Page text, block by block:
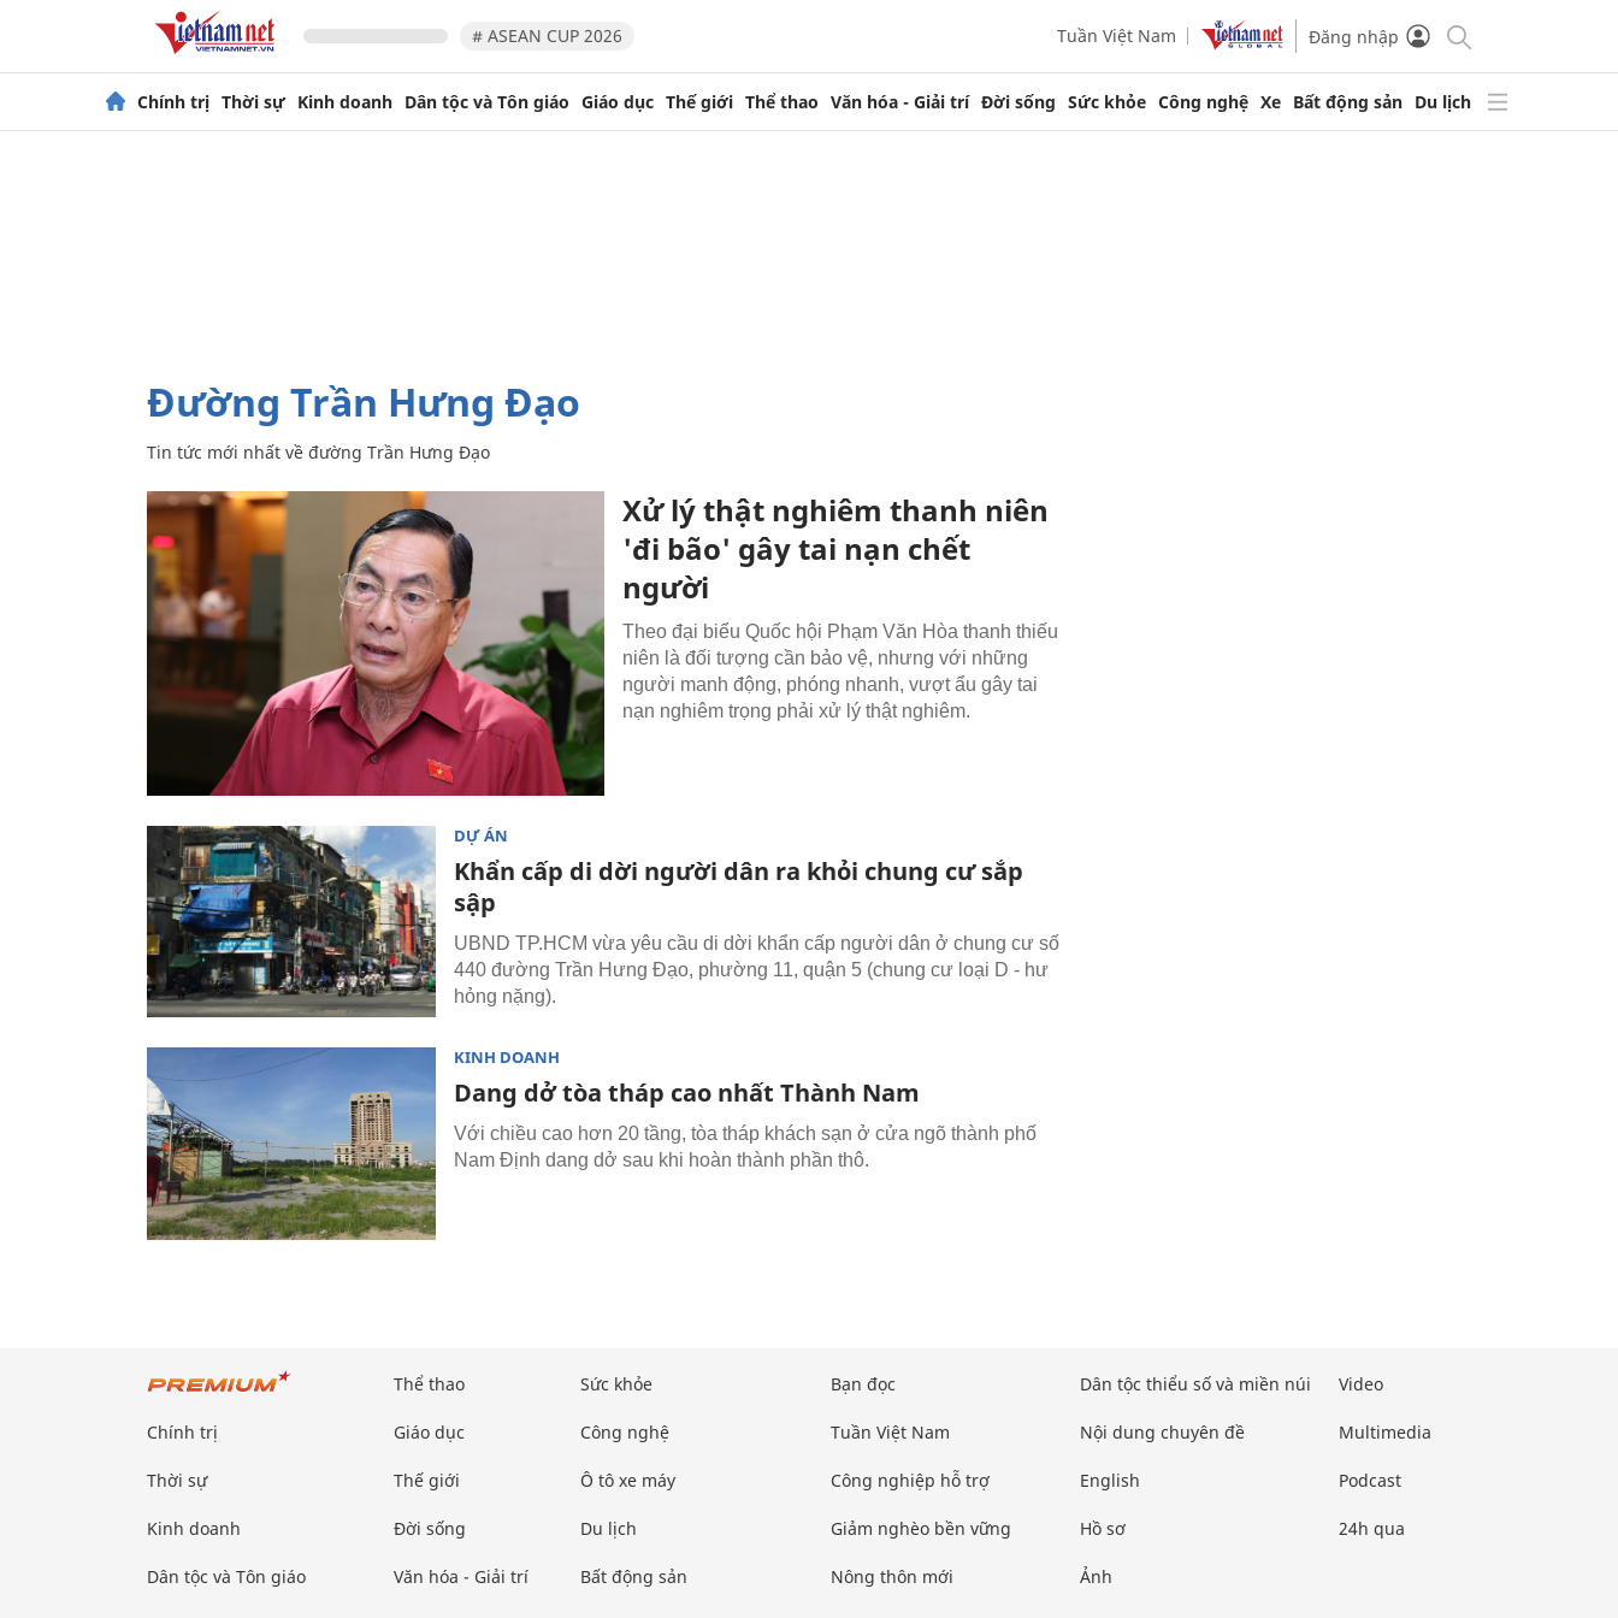
# ASEAN CUP 2026 Tuần Việt Nam Đăng nhập
Chính trị Thời sự Kinh doanh Dân tộc và Tôn giáo Giáo dục Thế giới Thể thao Văn hóa - Giải trí Đời sống Sức khỏe Công nghệ Xe Bất động sản Du lịch
đường Trần Hưng Đạo
Tin tức mới nhất về đường Trần Hưng Đạo
Xử lý thật nghiêm thanh niên
'đi bão' gây tai nạn chết
người
Theo đại biểu Quốc hội Phạm Văn Hòa thanh thiếu
niên là đối tượng cần bảo vệ, nhưng với những
người manh động, phóng nhanh, vượt ẩu gây tai
nạn nghiêm trọng phải xử lý thật nghiêm.
DỰ ÁN
Khẩn cấp di dời người dân ra khỏi chung cư sắp
sập
UBND TP.HCM vừa yêu cầu di dời khẩn cấp người dân ở chung cư số
440 đường Trần Hưng Đạo, phường 11, quận 5 (chung cư loại D - hư
hỏng nặng).
KINH DOANH
Dang dở tòa tháp cao nhất Thành Nam
Với chiều cao hơn 20 tầng, tòa tháp khách sạn ở cửa ngõ thành phố
Nam Định dang dở sau khi hoàn thành phần thô.
Chính trị
Thời sự
Kinh doanh
Dân tộc và Tôn giáo
Thể thao
Giáo dục
Thế giới
Đời sống
Văn hóa - Giải trí
Sức khỏe
Công nghệ
Ô tô xe máy
Du lịch
Bất động sản
Bạn đọc
Tuần Việt Nam
Công nghiệp hỗ trợ
Giảm nghèo bền vững
Nông thôn mới
Dân tộc thiểu số và miền núi
Nội dung chuyên đề
English
Hồ sơ
Ảnh
Video
Multimedia
Podcast
24h qua